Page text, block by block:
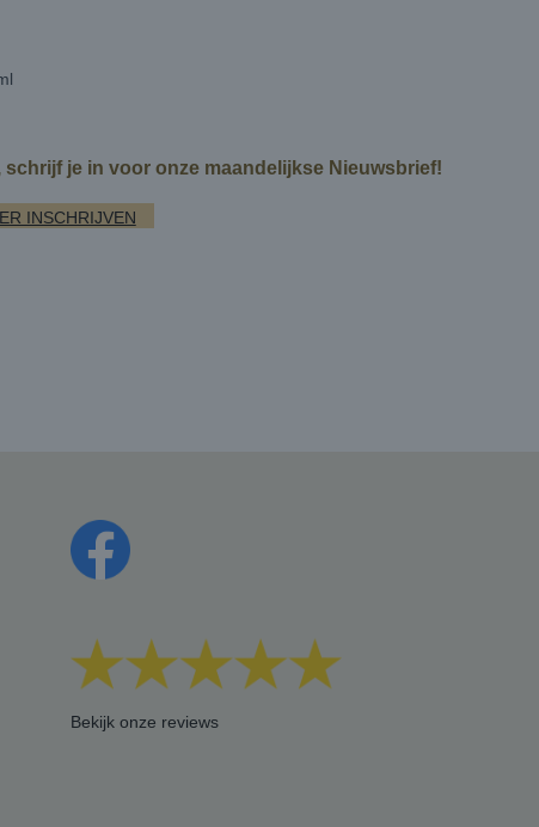
je in voor onze maandelijkse Nieuwsbrief!
INSCHRIJVEN
Bekijk onze reviews